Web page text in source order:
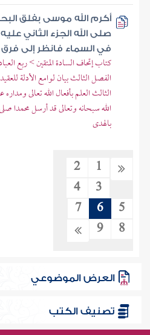
أكرم الله موسى بفلق
صلى الله الجزء الثاني
في السماء فانظر إلى فرق
كتاب إتحاف السادة المتقين > ربع
الفصل الثالث بيان لوامع الأدلة
الثالث العلم بأفعال الله تعالى
الله سبحانه وتعالى قد أرسل محمدا
بالهدى
1
2
3
4
5
6
7
8
9
العرض الموضوعي
تصنيف الكتب